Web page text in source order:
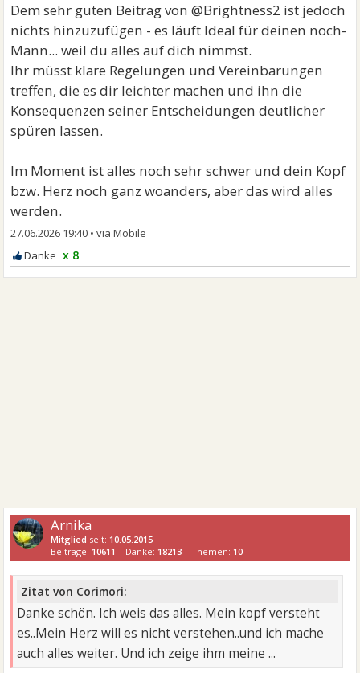
Dem sehr guten Beitrag von @Brightness2 ist jedoch
nichts hinzuzufügen - es läuft Ideal für deinen noch-
Mann... weil du alles auf dich nimmst.
Ihr müsst klare Regelungen und Vereinbarungen
treffen, die es dir leichter machen und ihn die
Konsequenzen seiner Entscheidungen deutlicher
spüren lassen.
Im Moment ist alles noch sehr schwer und dein Kopf
bzw. Herz noch ganz woanders, aber das wird alles
werden.
27.06.2026 19:40 •
x 8
Arnika
Mitglied seit: 10.05.2015
Beiträge: 10611 Danke: 18213 Themen: 10
Zitat von Corimori:
Danke schön. Ich weis das alles. Mein kopf versteht
es..Mein Herz will es nicht verstehen..und ich mache
auch alles weiter. Und ich zeige ihm meine ...